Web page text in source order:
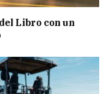
Libro con un